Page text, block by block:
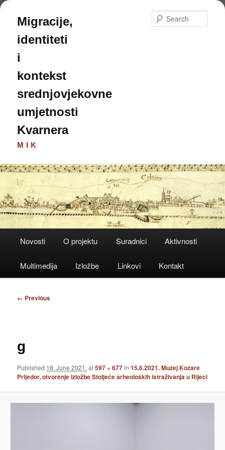
Skip
primary
content
Migracije,
identiteti
i
kontekst
srednjovjekovne
umjetnosti
Kvarnera
MIK
Novosti O projektu Suradnici Aktivnosti
Multimedija Izložbe Linkovi Kontakt
Image
← Previous
g
Published 18. June 2021. at597 × 677in15.6.2021. Muzej Kozare
Prijedor, otvorenje izložbe Stoljeće arheoloških istraživanja u Rijeci